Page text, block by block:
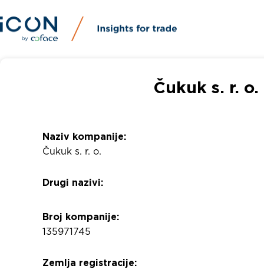
Čukuk s. r.
Naziv kompanije:
Čukuk s. r. o.
Drugi nazivi:
Broj kompanije:
135971745
Zemlja registracije: